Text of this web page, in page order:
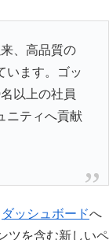
、高品質の
います。ゴッ
以上の社員
ニティへ貢献
ダッシュボードへ
ツを含む新しいペ